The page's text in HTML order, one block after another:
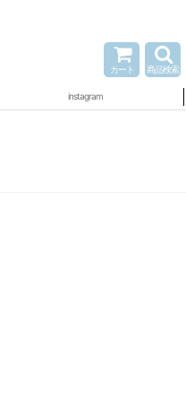
カート 商品検索
instagram